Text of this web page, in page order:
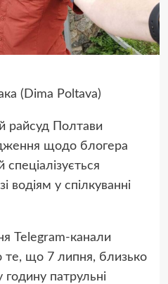
(Dima Poltava)
райсуд Полтави
щодо блогера
водіям у спілкуванні
Telegram-канали
що 7 липня, близько
патрульні